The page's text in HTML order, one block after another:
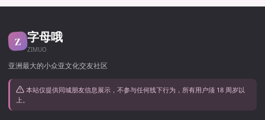
Z 字母哦
ZIMUO
亚洲最大的小众亚文化交友社区
本站仅提供同城朋友信息展示，不参与任何线下行为，所有用户须 18 周岁以
上。